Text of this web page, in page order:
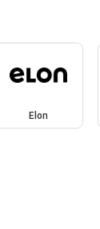
Elon